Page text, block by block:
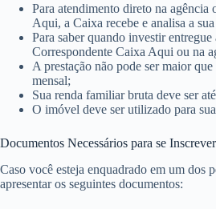
Para atendimento direto na agência
Aqui, a Caixa recebe e analisa a
Para saber quando investir
Correspondente Caixa Aqui ou n​a
A prestação não pode ser maior
mensal;
Sua renda familiar bruta deve ser até
O imóvel deve ser utilizado para
Documentos Necessários para se
Caso você esteja enquadrado em um dos
apresentar os seguintes documentos: